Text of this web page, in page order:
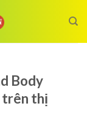
Body
trên thị